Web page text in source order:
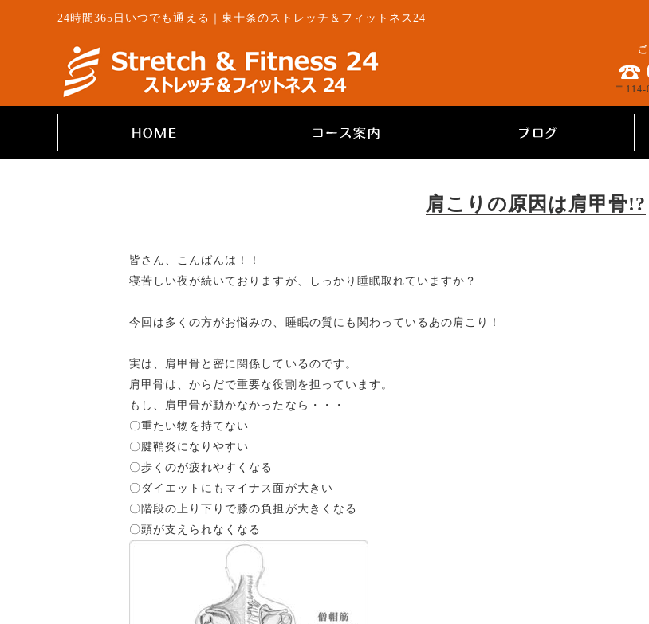
24時間365日いつでも通える｜東十条のストレッチ＆フィットネス24
〒
肩こりの原因は肩甲骨!?
皆さん、こんばんは！！
寝苦しい夜が続いておりますが、しっかり睡眠取れていますか？
今回は多くの方がお悩みの、睡眠の質にも関わっているあの肩こり！
実は、肩甲骨と密に関係しているのです。
肩甲骨は、からだで重要な役割を担っています。
もし、肩甲骨が動かなかったなら・・・
〇重たい物を持てない
〇腱鞘炎になりやすい
〇歩くのが疲れやすくなる
〇ダイエットにもマイナス面が大きい
〇階段の上り下りで膝の負担が大きくなる
〇頭が支えられなくなる